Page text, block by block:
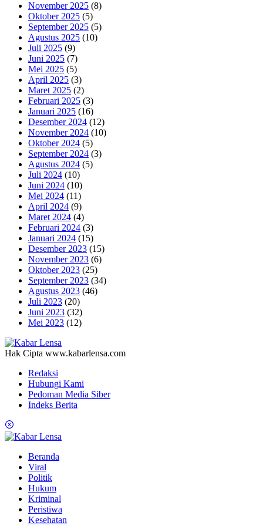
November 2025 (8)
Oktober 2025 (5)
September 2025 (5)
Agustus 2025 (10)
Juli 2025 (9)
Juni 2025 (7)
Mei 2025 (5)
April 2025 (3)
Maret 2025 (2)
Februari 2025 (3)
Januari 2025 (16)
Desember 2024 (12)
November 2024 (10)
Oktober 2024 (5)
September 2024 (3)
Agustus 2024 (5)
Juli 2024 (10)
Juni 2024 (10)
Mei 2024 (11)
April 2024 (9)
Maret 2024 (4)
Februari 2024 (3)
Januari 2024 (15)
Desember 2023 (15)
November 2023 (6)
Oktober 2023 (25)
September 2023 (34)
Agustus 2023 (46)
Juli 2023 (20)
Juni 2023 (32)
Mei 2023 (12)
Hak Cipta www.kabarlensa.com
Redaksi
Hubungi Kami
Pedoman Media Siber
Indeks Berita
Beranda
Viral
Politik
Hukum
Kriminal
Peristiwa
Kesehatan